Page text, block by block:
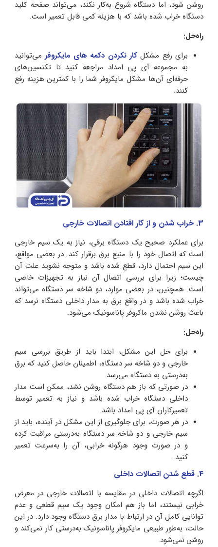
روشن شود، اما دستگاه شروع به‌کار نکند، می‌تواند صفحه کلید
دستگاه خراب شده باشد که با هزینه کمی قابل تعمیر است.
راه‌حل:
برای رفع مشکلکار نکردن دکمه های مایکروفر می‌توانید
به مجموعه آی پی امداد مراجعه کنید تا تکنسین‌های
حرفه‌ای آن‌ها مشکل مایکروفر شما را با کمترین هزینه رفع
کنند.
3. خراب شدن و از کار افتادن اتصالات خارجی
برای عملکرد صحیح یک دستگاه برقی، نیاز به یک سیم خارجی
است که اتصال خود را با منبع برق برقرار کند. در بعضی مواقع،
این سیم احتمال دارد، قطع شده باشد و متوجه نشوید علت آن
چیست؛ زیرا برای بررسی اتصال آن نیاز به تجهیزات خاصی
است. همچنین، در بعضی موارد، دو شاخه سر دستگاه می‌تواند
خراب شده باشد و در واقع برق به مدار داخلی دستگاه نرسد که
باعث روشن نشدن ماکروفر پاناسونیک می‌شود.
راه‌حل:
برای حل این مشکل، ابتدا باید از طریق بررسی سیم
خارجی و دو شاخه سر دستگاه، اطمینان حاصل کنید که برق
به‌درستی به دستگاه می‌رسد.
در صورتی که باز هم دستگاه روشن نشد، ممکن است مدار
داخلی دستگاه خراب شده باشد و نیاز به تعمیر توسط
تعمیرکاران آی پی امداد باشد.
در هر صورت، برای جلوگیری از این مشکل در آینده، باید از
سیم خارجی و دو شاخه سر دستگاه به‌درستی مراقبت کرده
و در صورت وجود هرگونه خرابی، آن را به‌سرعت تعمیر
کنید.
4. قطع شدن اتصالات داخلی
اگرچه اتصالات داخلی در مقایسه با اتصالات خارجی در معرض
خرابی نیستند، اما باز هم امکان وجود یک سیم قطعی و عدم
توانایی کامل آن در ارتباط با مدار برق دستگاه وجود دارد. در این
حالت، به‌طور طبیعی مایکروفر پاناسونیک به‌درستی کار نمی‌کند و
روشن نمی‌شود.